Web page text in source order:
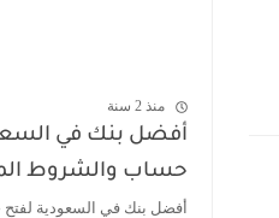
منذ 2 سنة
أفضل بنك في
حساب والشروط
أفضل بنك في السعودية